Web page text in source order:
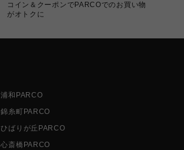
コイン＆クーポンでPARCOでのお買い物
がオトクに
浦和PARCO
錦糸町PARCO
ひばりが丘PARCO
心斎橋PARCO